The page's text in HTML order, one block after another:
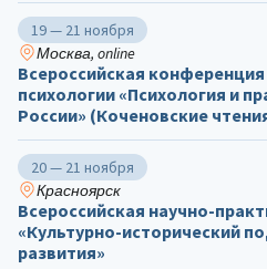
19 — 21 ноября
Москва, online
Всероссийская
психологии «Психология и
России» (Коченовские
20 — 21 ноября
Красноярск
Всероссийская научно-
«Культурно-исторический
развития»